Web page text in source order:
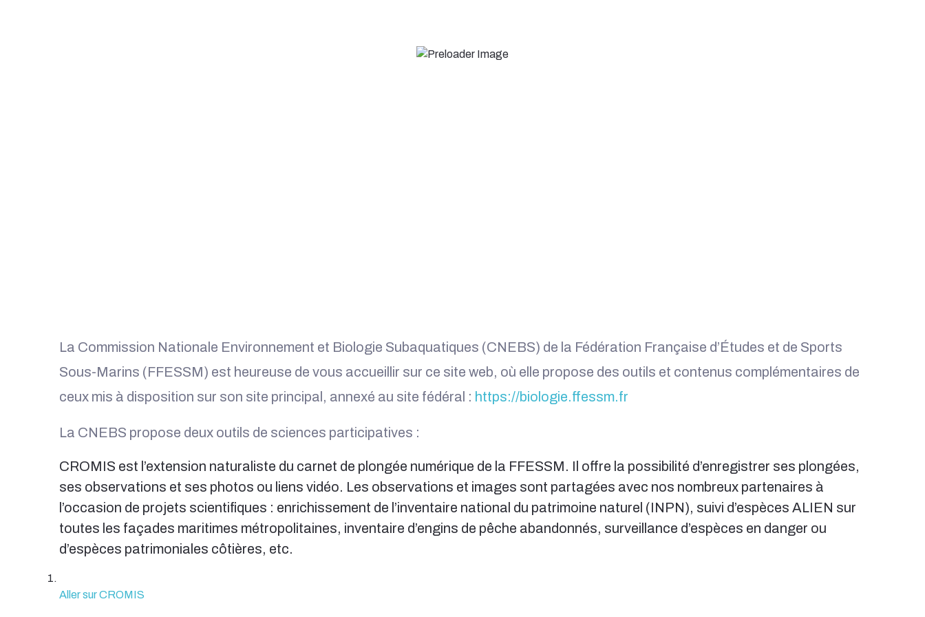
La Commission Nationale Environnement et Biologie Subaquatiques (CNEBS) de la Fédération Française d’Études et de Sports
Sous-Marins (FFESSM) est heureuse de vous accueillir sur ce site web, où elle propose des outils et contenus complémentaires de
ceux mis à disposition sur son site principal, annexé au site fédéral : https://biologie.ffessm.fr
La CNEBS propose deux outils de sciences participatives :
CROMIS est l’extension naturaliste du carnet de plongée numérique de la FFESSM. Il offre la possibilité d’enregistrer ses plongées,
ses observations et ses photos ou liens vidéo. Les observations et images sont partagées avec nos nombreux partenaires à
l’occasion de projets scientifiques : enrichissement de l’inventaire national du patrimoine naturel (INPN), suivi d’espèces ALIEN sur
toutes les façades maritimes métropolitaines, inventaire d’engins de pêche abandonnés, surveillance d’espèces en danger ou
d’espèces patrimoniales côtières, etc.
Aller sur CROMIS